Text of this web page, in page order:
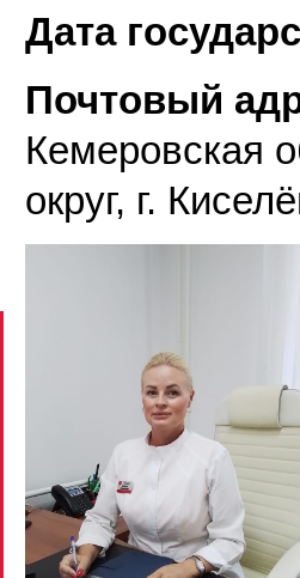
Дата
Почтовый
Кемеровская
округ, г.